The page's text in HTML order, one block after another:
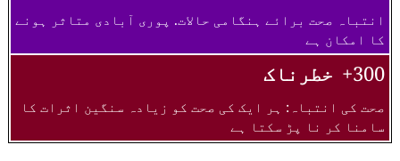
انتباہ صحت برائے ہنگامی حالات. پوری آبادی متاثر ہونے
کا امکان ہے
300+ خطرناک
صحت کی انتباہ: ہر ایک کی صحت کو زیادہ سنگین اثرات کا
سامنا کر نا پڑ سکتا ہے